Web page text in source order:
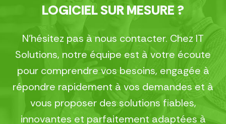
LOGICIEL SUR MESURE ?
N’hésitez pas à nous contacter. Chez IT
Solutions, notre équipe est à votre écoute
pour comprendre vos besoins, engagée à
répondre rapidement à vos demandes et à
vous proposer des solutions fiables,
innovantes et parfaitement adaptées à